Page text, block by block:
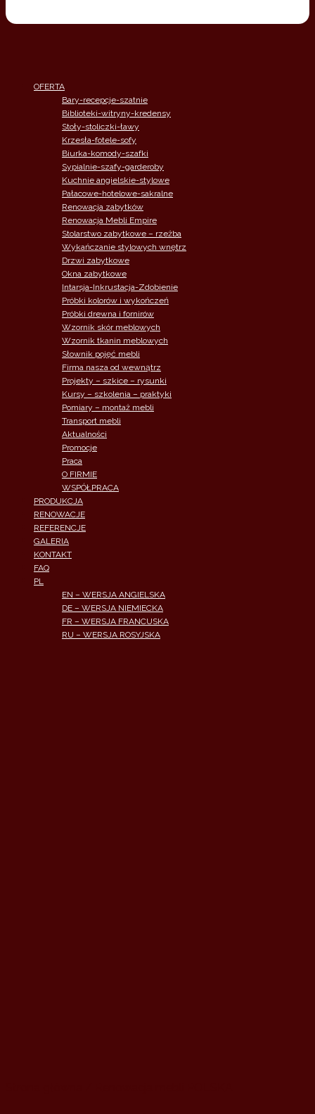
OFERTA
Bary-recepcje-szatnie
Biblioteki-witryny-kredensy
Stoły-stoliczki-ławy
Krzesła-fotele-sofy
Biurka-komody-szafki
Sypialnie-szafy-garderoby
Kuchnie angielskie-stylowe
Pałacowe-hotelowe-sakralne
Renowacja zabytków
Renowacja Mebli Empire
Stolarstwo zabytkowe – rzeżba
Wykańczanie stylowych wnętrz
Drzwi zabytkowe
Okna zabytkowe
Intarsja-Inkrustacja-Zdobienie
Próbki kolorów i wykończeń
Próbki drewna i fornirów
Wzornik skór meblowych
Wzornik tkanin meblowych
Słownik pojęć mebli
Firma nasza od wewnątrz
Projekty – szkice – rysunki
Kursy – szkolenia – praktyki
Pomiary – montaż mebli
Transport mebli
Aktualności
Promocje
Praca
O FIRMIE
WSPÓŁPRACA
PRODUKCJA
RENOWACJE
REFERENCJE
GALERIA
KONTAKT
FAQ
PL
EN – WERSJA ANGIELSKA
DE – WERSJA NIEMIECKA
FR – WERSJA FRANCUSKA
RU – WERSJA ROSYJSKA